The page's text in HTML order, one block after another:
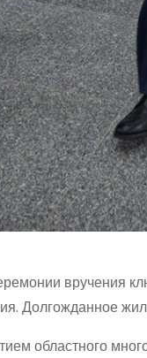
вручения
Долгожданное
областного